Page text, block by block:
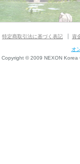
特定商取引法に基づく表記 資
オ
Copyright © 2009 NEXON Korea